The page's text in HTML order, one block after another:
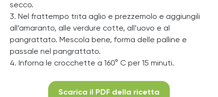
secco.
3. Nel frattempo trita aglio e prezzemolo e aggiungili
all’amaranto, alle verdure cotte, all’uovo e al
pangrattato. Mescola bene, forma delle palline e
passale nel pangrattato.
4. Inforna le crocchette a 160° C per 15 minuti.
Scarica il PDF della ricetta